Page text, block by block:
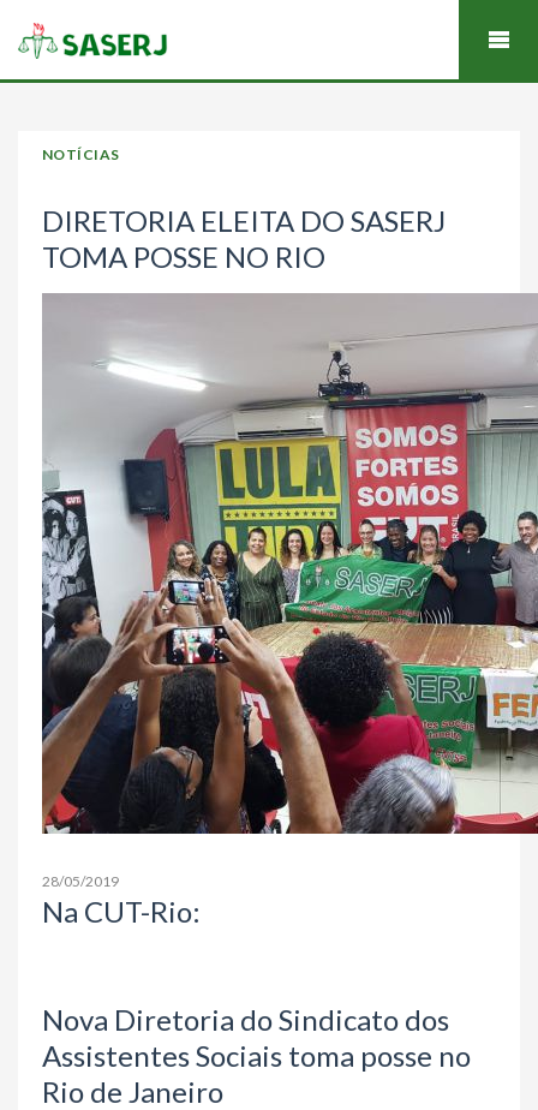
NOTÍCIAS
DIRETORIA ELEITA DO SASERJ
TOMA POSSE NO RIO
28/05/2019
Na CUT-Rio:
Nova Diretoria do Sindicato dos
Assistentes Sociais toma posse no
Rio de Janeiro